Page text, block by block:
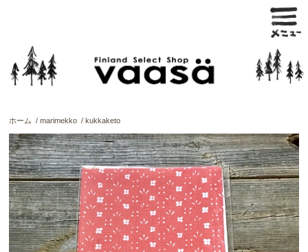
ホーム /marimekko /kukkaketo